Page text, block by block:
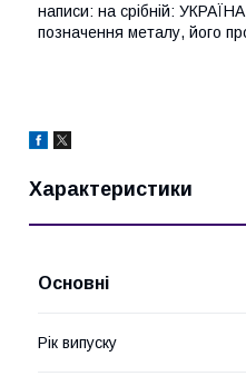
написи: на срібній:
позначення металу, його
Характеристики
Основні
Рік випуску